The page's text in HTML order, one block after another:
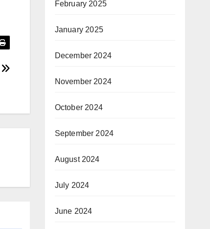
February 2025
January 2025
December 2024
November 2024
October 2024
September 2024
August 2024
July 2024
June 2024